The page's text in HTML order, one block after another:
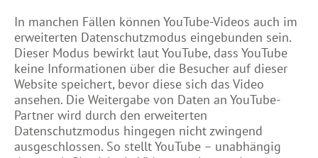
In manchen Fällen können YouTube-Videos auch im
erweiterten Datenschutzmodus eingebunden sein.
Dieser Modus bewirkt laut YouTube, dass YouTube
keine Informationen über die Besucher auf dieser
Website speichert, bevor diese sich das Video
ansehen. Die Weitergabe von Daten an YouTube-
Partner wird durch den erweiterten
Datenschutzmodus hingegen nicht zwingend
ausgeschlossen. So stellt YouTube – unabhängig